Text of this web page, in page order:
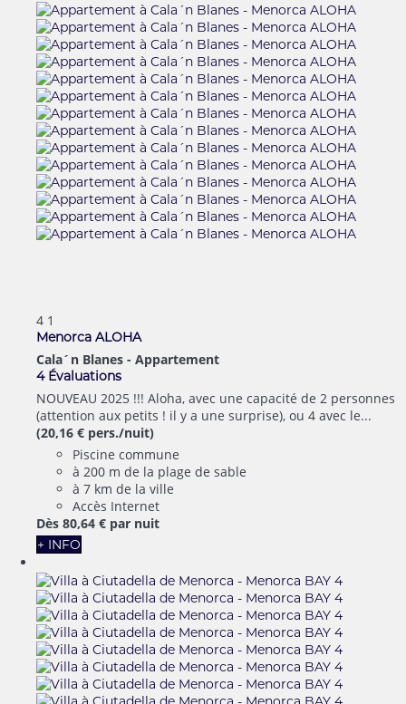
4 1
Menorca ALOHA
Cala´n Blanes - Appartement
4 Évaluations
NOUVEAU 2025 !!! Aloha, avec une capacité de 2 personnes
(attention aux petits ! il y a une surprise), ou 4 avec le...
(20,16 € pers./nuit)
Piscine commune
à 200 m de la plage de sable
à 7 km de la ville
Accès Internet
Dès 80,64 € par nuit
+ INFO